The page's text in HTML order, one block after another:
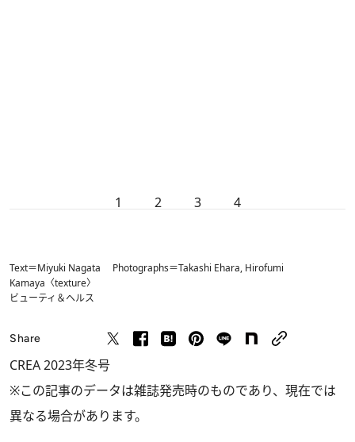
1 2 3 4
Text＝Miyuki Nagata Photographs＝Takashi Ehara, Hirofumi
Kamaya〈texture〉
ビューティ＆ヘルス
Share
CREA 2023年冬号
※この記事のデータは雑誌発売時のものであり、現在では
異なる場合があります。